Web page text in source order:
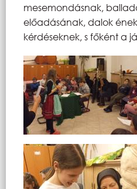
mesemondásnak,
előadásának, dalok
kérdéseknek, s főként a